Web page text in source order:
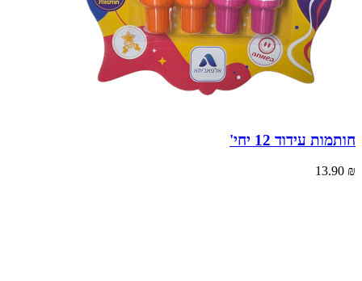
חותמות עידוד 12 יחי'
13.90 ₪